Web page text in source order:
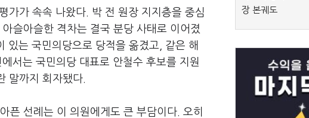
가가 속속 나왔다. 박 전 원장 지지층을 중심
슬아슬한 격차는 결국 분당 사태로 이어졌
는 국민의당으로 당적을 옮겼고, 같은 해
서는 국민의당 대표로 안철수 후보를 지원
말까지 회자됐다.
픈 선례는 이 의원에게도 큰 부담이다. 오히
장 본궤도